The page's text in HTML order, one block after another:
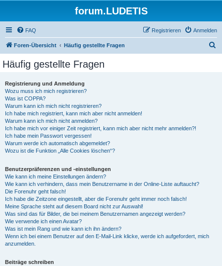
forum.LUDETIS
FAQ Anmelden
Registrieren
Foren-Übersicht Häufig gestellte Fragen
Häufig gestellte Fragen
Registrierung und Anmeldung
Wozu muss ich mich registrieren?
Was ist COPPA?
Warum kann ich mich nicht registrieren?
Ich habe mich registriert, kann mich aber nicht anmelden!
Warum kann ich mich nicht anmelden?
Ich habe mich vor einiger Zeit registriert, kann mich aber nicht mehr anmelden?!
Ich habe mein Passwort vergessen!
Warum werde ich automatisch abgemeldet?
Wozu ist die Funktion „Alle Cookies löschen“?
Benutzerpräferenzen und -einstellungen
Wie kann ich meine Einstellungen ändern?
Wie kann ich verhindern, dass mein Benutzername in der Online-Liste auftaucht?
Die Forenuhr geht falsch!
Ich habe die Zeitzone eingestellt, aber die Forenuhr geht immer noch falsch!
Meine Sprache steht auf diesem Board nicht zur Auswahl!
Was sind das für Bilder, die bei meinem Benutzernamen angezeigt werden?
Wie verwende ich einen Avatar?
Was ist mein Rang und wie kann ich ihn ändern?
Wenn ich bei einem Benutzer auf den E-Mail-Link klicke, werde ich aufgefordert, mich
anzumelden.
Beiträge schreiben